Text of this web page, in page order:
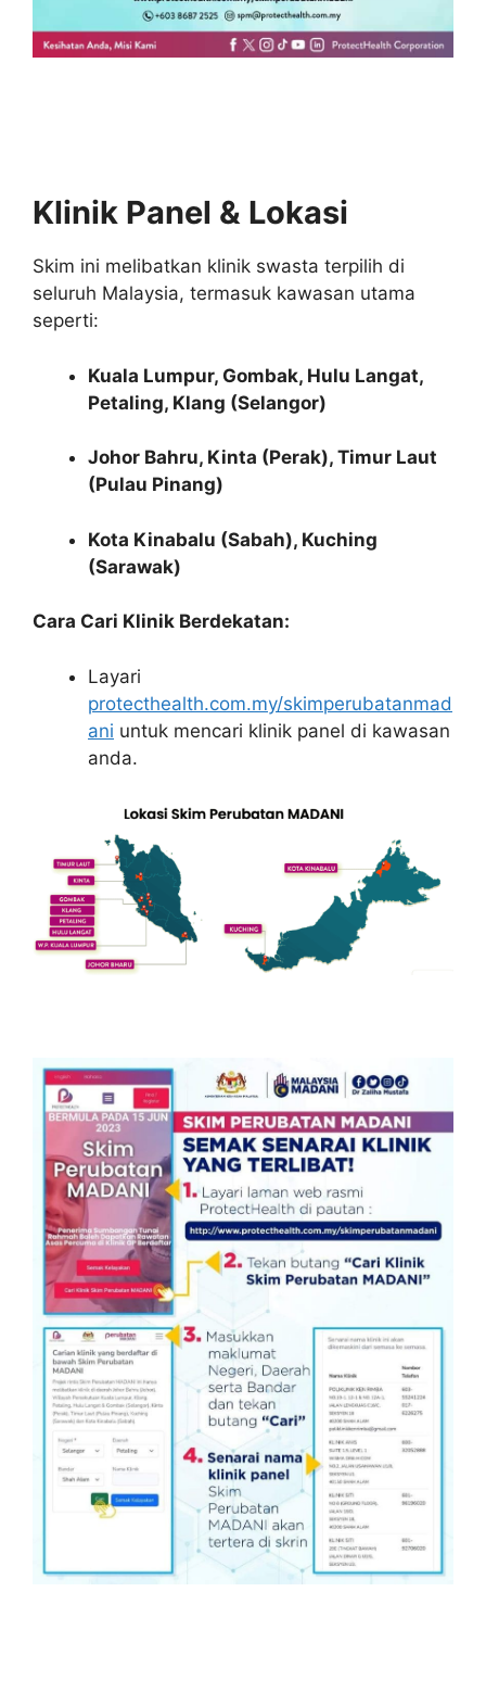
Klinik Panel & Lokasi
Skim ini melibatkan klinik swasta terpilih di
seluruh Malaysia, termasuk kawasan utama
seperti:
Kuala Lumpur, Gombak, Hulu Langat,
Petaling, Klang (Selangor)
Johor Bahru, Kinta (Perak), Timur Laut
(Pulau Pinang)
Kota Kinabalu (Sabah), Kuching
(Sarawak)
Cara Cari Klinik Berdekatan:
Layari
protecthealth.com.my/skimperubatanmad
ani untuk mencari klinik panel di kawasan
anda.